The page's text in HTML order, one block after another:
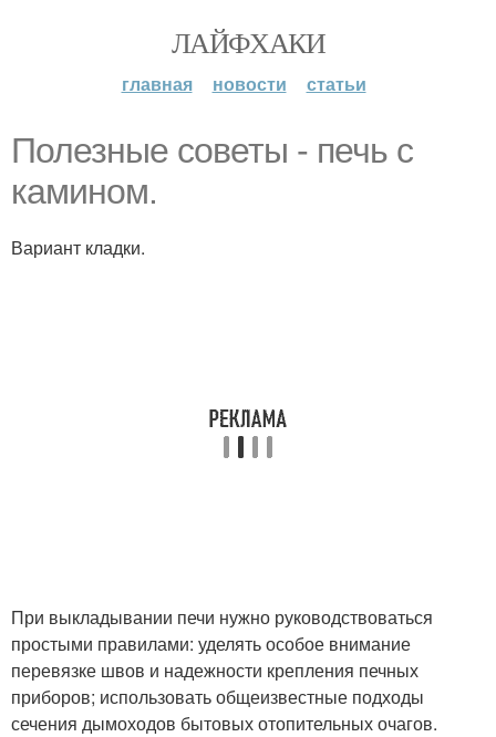
ЛАЙФХАКИ
главная новости статьи
Полезные советы - печь с
камином.
Вариант кладки.
При выкладывании печи нужно руководствоваться
простыми правилами: уделять особое внимание
перевязке швов и надежности крепления печных
приборов; использовать общеизвестные подходы
сечения дымоходов бытовых отопительных очагов.